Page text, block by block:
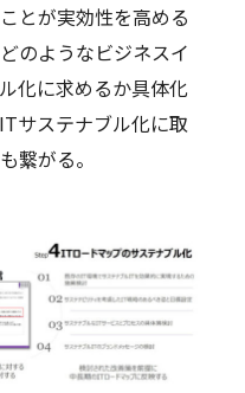
とが実効性を高める
のようなビジネスイ
化に求めるか具体化
サステナブル化に取
繋がる。